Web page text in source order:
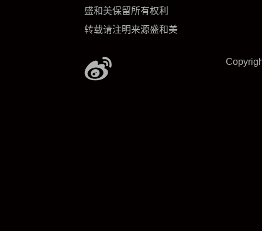
盛和美保留所有权利
转载请注明来源盛和美